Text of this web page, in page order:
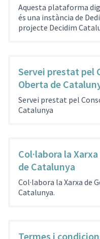
Aquesta plataforma
és una instància de
projecte Decidim
Servei prestat pel
Oberta de
Servei prestat pel
Catalunya
Col·labora la
de Catalunya
Col·labora la Xarxa de
Catalunya.
Termes i